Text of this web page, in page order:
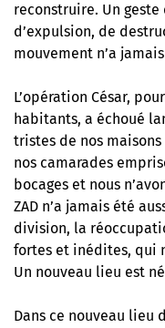
reconstruire. Un
d’expulsion, de
mouvement n’a
L’opération César,
habitants, a échoué
tristes de nos
nos camarades
bocages et nous
ZAD n’a jamais été
division, la
fortes et inédites, qui
Un nouveau lieu est
Dans ce nouveau lieu